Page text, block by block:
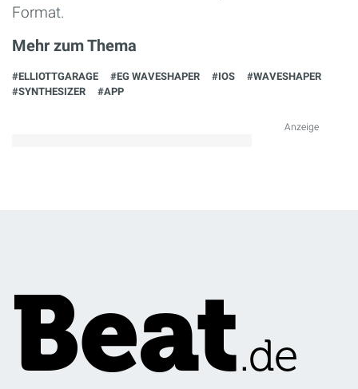
Format.
Mehr zum Thema
#ELLIOTTGARAGE #EG WAVESHAPER #IOS
#WAVESHAPER
#SYNTHESIZER
#APP
Anzeige